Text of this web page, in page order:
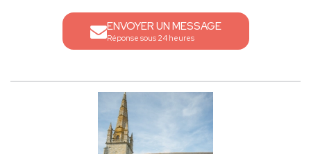
ENVOYER UN MESSAGE
Réponse sous 24 heures